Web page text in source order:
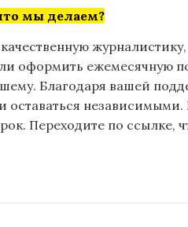
мы делаем?
оформить ежемесячную
Благодаря вашей
оставаться
Переходите по ссылке,